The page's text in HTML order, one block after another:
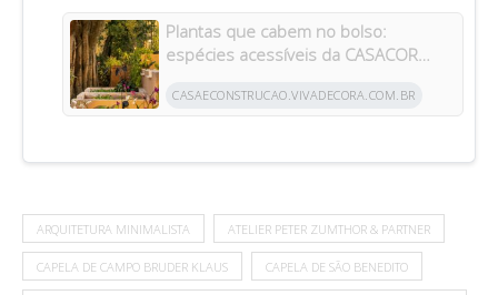
Plantas que cabem no bolso:
espécies acessíveis da CASACOR
CASAECONSTRUCAO.VIVADECORA.COM.BR
ARQUITETURA MINIMALISTA ATELIER PETER ZUMTHOR & PARTNER
CAPELA DE CAMPO BRUDER KLAUS CAPELA DE SÃO BENEDITO